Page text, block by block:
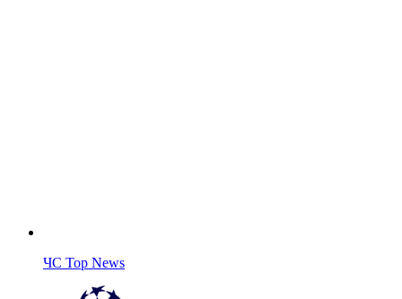
ЧС Top News